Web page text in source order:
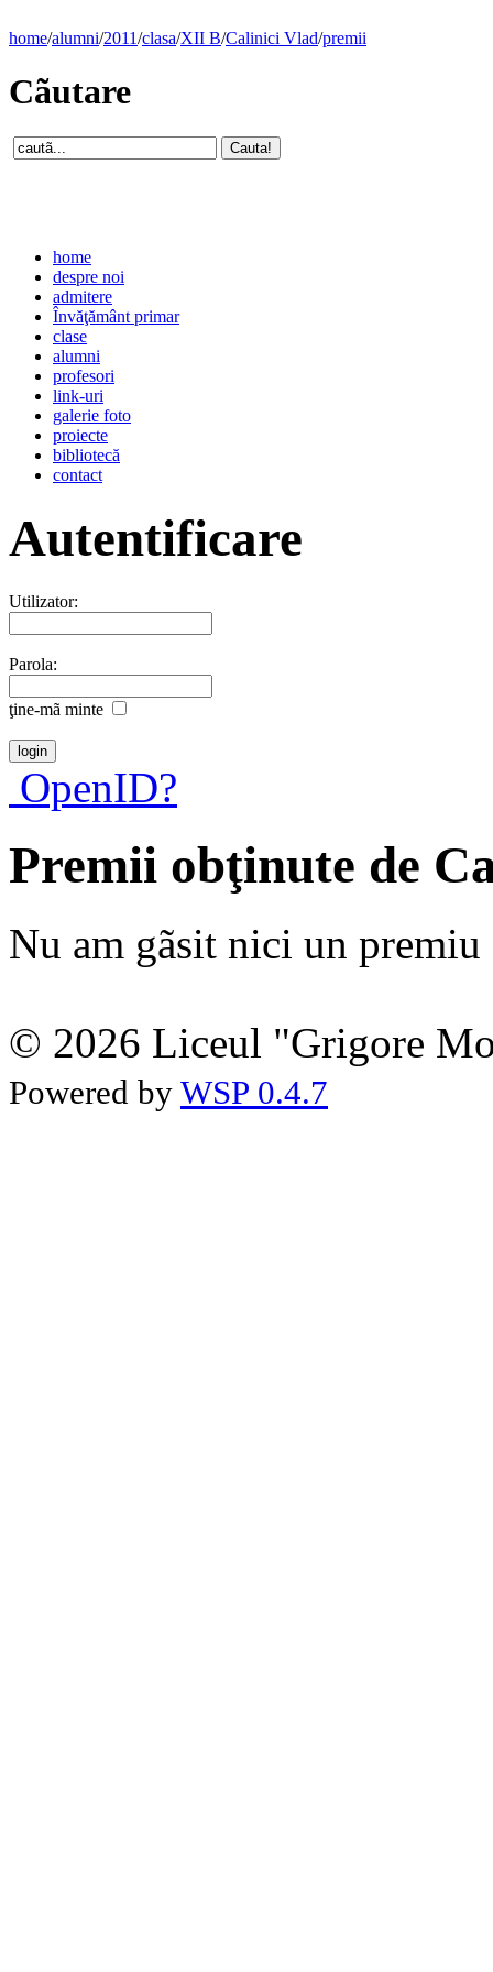
home/alumni/2011/clasa/XII B/Calinici Vlad/premii
Cãutare
home
despre noi
admitere
Învăţământ primar
clase
alumni
profesori
link-uri
galerie foto
proiecte
bibliotecă
contact
Autentificare
Utilizator:
Parola:
ţine-mã minte
OpenID?
Premii obţinute de
Nu am gãsit nici un premiu
© 2026 Liceul "Grigore
Powered by WSP 0.4.7